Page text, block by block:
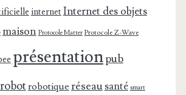
internet Internet des objets
maison Protocole Matter Protocole Z-Wave
présentationpub
robotrobotique réseausanté smart